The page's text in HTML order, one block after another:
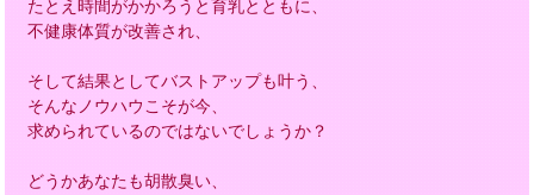
たとえ時間がかかろうと育乳とともに、
不健康体質が改善され、
そして結果としてバストアップも叶う、
そんなノウハウこそが今、
求められているのではないでしょうか？
どうかあなたも胡散臭い、